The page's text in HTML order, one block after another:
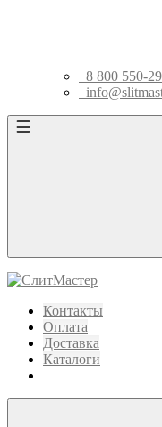
8 800 550-
Контакты
Оплата
Доставка
Каталоги